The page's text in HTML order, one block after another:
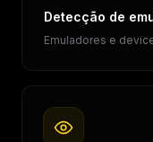
Detecção de
Emuladores e